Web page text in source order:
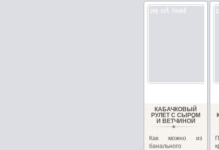
КАБАЧКОВЫЙ
РУЛЕТ С СЫРОМ
И ВЕТЧИНОЙ
Как можно из
банального